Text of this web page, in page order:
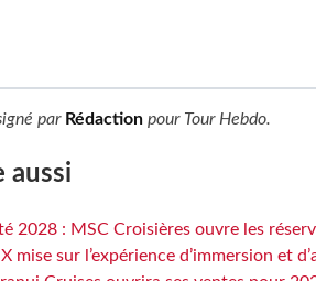
par Rédactionpour Tour Hebdo.
aussi
2028 : MSC Croisières ouvre les
mise sur l’expérience d’immersion et